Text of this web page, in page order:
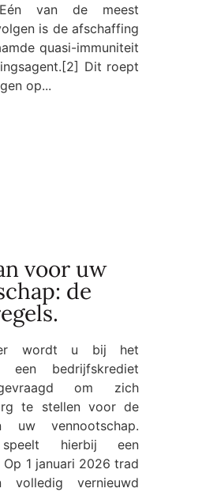
Eén van de meest
is de afschaffing
quasi-immuniteit
Dit roept
op...
voor uw
de
wordt u bij het
een bedrijfskrediet
om zich
te stellen voor de
uw vennootschap.
speelt hierbij een
1 januari 2026 trad
volledig vernieuwd